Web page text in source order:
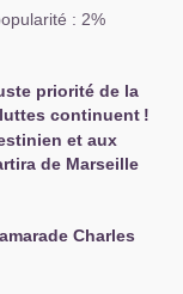
: 2%
priorité de la
continuent !
et aux
de Marseille
Charles